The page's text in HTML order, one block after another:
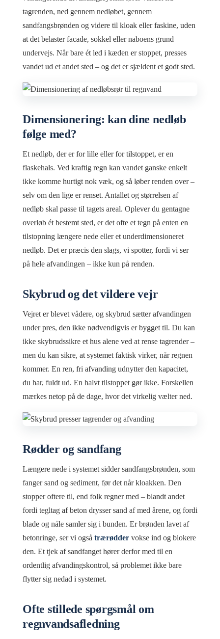
tagrenden, ned gennem nedløbet, gennem
sandfangsbrønden og videre til kloak eller faskine, uden
at det belaster facade, sokkel eller naboens grund
undervejs. Når bare ét led i kæden er stoppet, presses
vandet ud et andet sted – og det er sjældent et godt sted.
Dimensionering: kan dine nedløb
følge med?
Et nedløb, der er for lille eller for tilstoppet, er en
flaskehals. Ved kraftig regn kan vandet ganske enkelt
ikke komme hurtigt nok væk, og så løber renden over –
selv om den lige er renset. Antallet og størrelsen af
nedløb skal passe til tagets areal. Oplever du gentagne
overløb ét bestemt sted, er det ofte et tegn på enten en
tilstopning længere nede eller et underdimensioneret
nedløb. Det er præcis den slags, vi spotter, fordi vi ser
på hele afvandingen – ikke kun på renden.
Skybrud og det vildere vejr
Vejret er blevet vådere, og skybrud sætter afvandingen
under pres, den ikke nødvendigvis er bygget til. Du kan
ikke skybrudssikre et hus alene ved at rense tagrender –
men du kan sikre, at systemet faktisk virker, når regnen
kommer. En ren, fri afvanding udnytter den kapacitet,
du har, fuldt ud. En halvt tilstoppet gør ikke. Forskellen
mærkes netop på de dage, hvor det virkelig vælter ned.
Rødder og sandfang
Længere nede i systemet sidder sandfangsbrønden, som
fanger sand og sediment, før det når kloakken. Den
stopper oftere til, end folk regner med – blandt andet
fordi tegltag af beton drysser sand af med årene, og fordi
blade og nåle samler sig i bunden. Er brønden lavet af
betonringe, ser vi også trærødder vokse ind og blokere
den. Et tjek af sandfanget hører derfor med til en
ordentlig afvandingskontrol, så problemet ikke bare
flytter sig nedad i systemet.
Ofte stillede spørgsmål om
regnvandsafledning